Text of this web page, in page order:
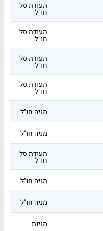
תעודת סל
חו"ל
תעודת סל
חו"ל
תעודת סל
חו"ל
תעודת סל
חו"ל
מניה חו"ל
מניה חו"ל
תעודת סל
חו"ל
מניה חו"ל
מניה חו"ל
מניות